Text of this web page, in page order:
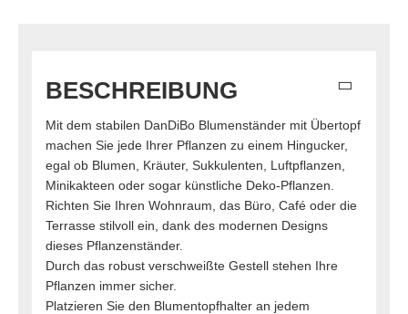
BESCHREIBUNG
Mit dem stabilen DanDiBo Blumenständer mit Übertopf
machen Sie jede Ihrer Pflanzen zu einem Hingucker,
egal ob Blumen, Kräuter, Sukkulenten, Luftpflanzen,
Minikakteen oder sogar künstliche Deko-Pflanzen.
Richten Sie Ihren Wohnraum, das Büro, Café oder die
Terrasse stilvoll ein, dank des modernen Designs
dieses Pflanzenständer.
Durch das robust verschweißte Gestell stehen Ihre
Pflanzen immer sicher.
Platzieren Sie den Blumentopfhalter an jedem